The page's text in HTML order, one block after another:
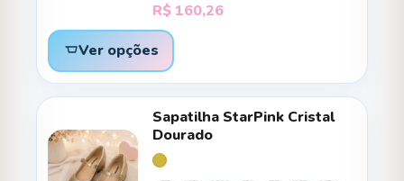
R$ 160,26
Ver opções
Sapatilha StarPink Cristal
Dourado